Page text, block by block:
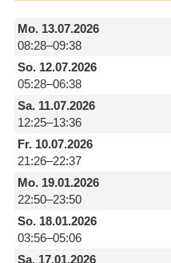
Mo.13.07.2026
08:28–09:38
So.12.07.2026
05:28–06:38
Sa.11.07.2026
12:25–13:36
Fr.10.07.2026
21:26–22:37
Mo.19.01.2026
22:50–23:50
So.18.01.2026
03:56–05:06
Sa.17.01.2026